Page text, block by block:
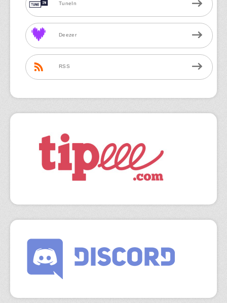
TuneIn
Deezer
RSS